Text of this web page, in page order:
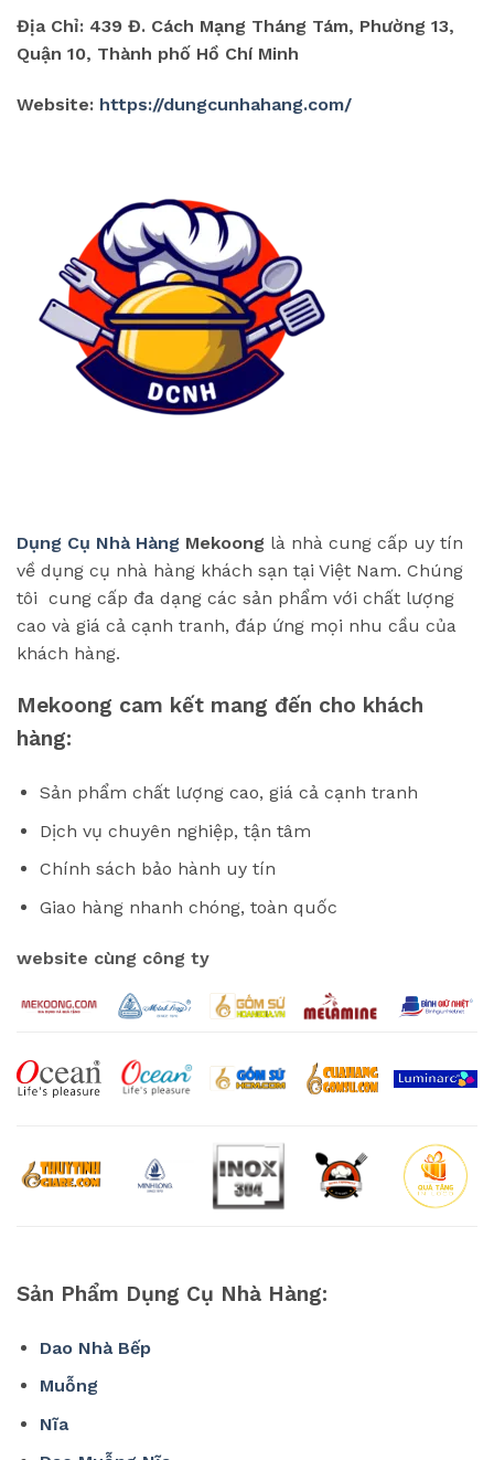
Địa Chỉ: 439 Đ. Cách Mạng Tháng Tám, Phường 13,
Quận 10, Thành phố Hồ Chí Minh
Website: https://dungcunhahang.com/
Dụng Cụ Nhà Hàng Mekoong là nhà cung cấp uy tín
về dụng cụ nhà hàng khách sạn tại Việt Nam. Chúng
tôi cung cấp đa dạng các sản phẩm với chất lượng
cao và giá cả cạnh tranh, đáp ứng mọi nhu cầu của
khách hàng.
Mekoong cam kết mang đến cho khách
hàng:
Sản phẩm chất lượng cao, giá cả cạnh tranh
Dịch vụ chuyên nghiệp, tận tâm
Chính sách bảo hành uy tín
Giao hàng nhanh chóng, toàn quốc
website cùng công ty
Sản Phẩm Dụng Cụ Nhà Hàng:
Dao Nhà Bếp
Muỗng
Nĩa